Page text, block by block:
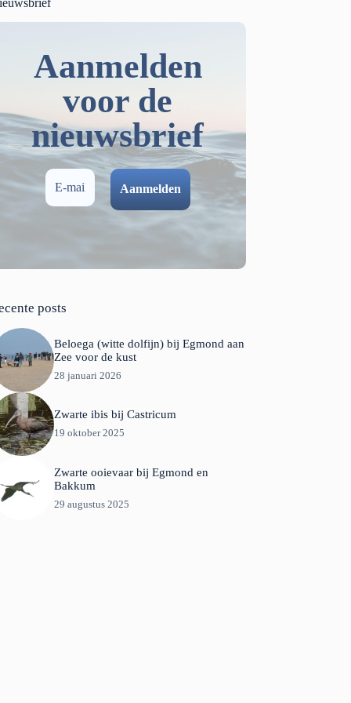
Aanmelden
voor de
nieuwsbrief
posts
Beloega (witte dolfijn) bij Egmond aan
Zee voor de kust
28 januari 2026
Zwarte ibis bij Castricum
19 oktober 2025
Zwarte ooievaar bij Egmond en
Bakkum
29 augustus 2025